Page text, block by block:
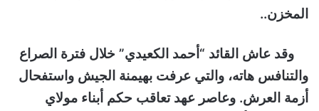
المخزن..
وقد عاش القائد “أحمد الكعيدي” خلال فترة الصراع
والتنافس هاته، والتي عرفت بهيمنة الجيش واستفحال
أزمة العرش. وعاصر عهد تعاقب حكم أبناء مولاي